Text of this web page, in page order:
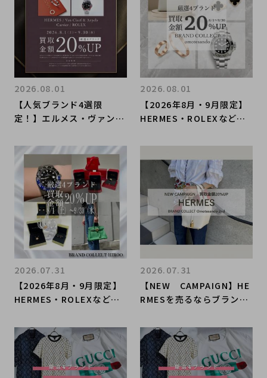
【人気ブランド4選限
定！】エルメス・ヴァンク
ィエ・ロレックス買取金額
20％UPキャンペーン開催
いたします！
2026.08.01
【2026年8月・9月限定】
HERMES・ROLEXなど対
キャンペーン開催！
2026.08.01
【2026年8月・9月限定】
HERMES・ROLEXなど対
キャンペーン開催！
2026.07.31
【NEW CAMPAIGN】HE
RMESを売るならブランド
買取金額20％UPキャンペ
ーン開始！ご予約不要で1
点から、無料で査定いたし
ます！
2026.07.31